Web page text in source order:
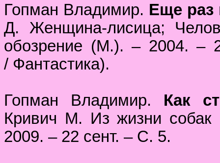
Гопман Владимир. Еще
Д. Женщина-лисица;
обозрение (М.). – 2004.
/ Фантастика).
Гопман Владимир. Как
Кривич М. Из жизни
2009. – 22 сент. – С. 5.